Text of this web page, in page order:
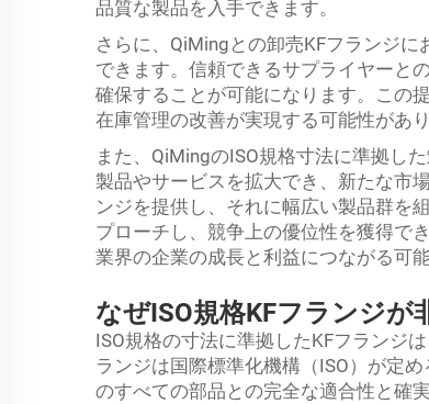
品質な製品を入手できます。
さらに、QiMingとの卸売KFフランジ
できます。信頼できるサプライヤーと
確保することが可能になります。この
在庫管理の改善が実現する可能性があり
また、QiMingのISO規格寸法に準拠し
製品やサービスを拡大でき、新たな市
ンジを提供し、それに幅広い製品群を
プローチし、競争上の優位性を獲得で
業界の企業の成長と利益につながる可
なぜISO規格KFフランジが
ISO規格の寸法に準拠したKFフランジ
ランジは国際標準化機構（ISO）が定
のすべての部品との完全な適合性と確